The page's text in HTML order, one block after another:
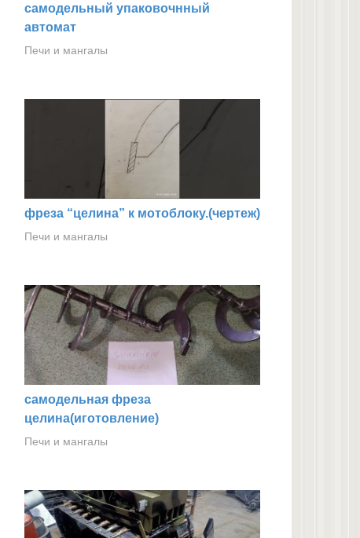
самодельный упаковочнный
автомат
Печи и мангалы
фреза “целина” к мотоблоку.(чертеж)
Печи и мангалы
самодельная фреза
целина(иготовление)
Печи и мангалы